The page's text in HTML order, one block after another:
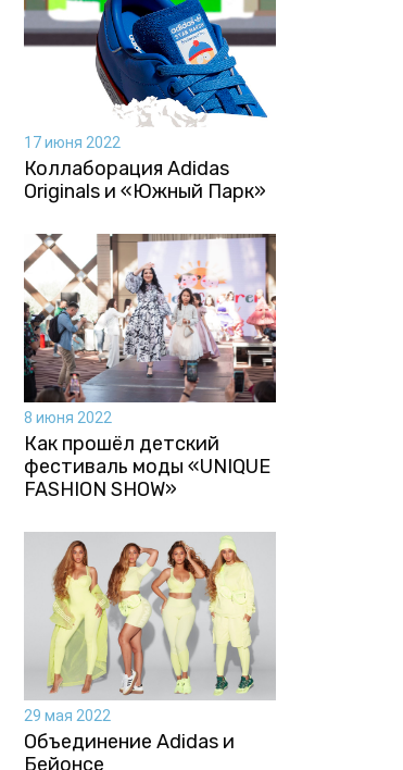
17 июня 2022
Коллаборация Аdidas
Originals и «Южный Парк»
8 июня 2022
Как прошёл детский
фестиваль моды «UNIQUE
FASHION SHOW»
29 мая 2022
Объединение Adidas и
Бейонсе